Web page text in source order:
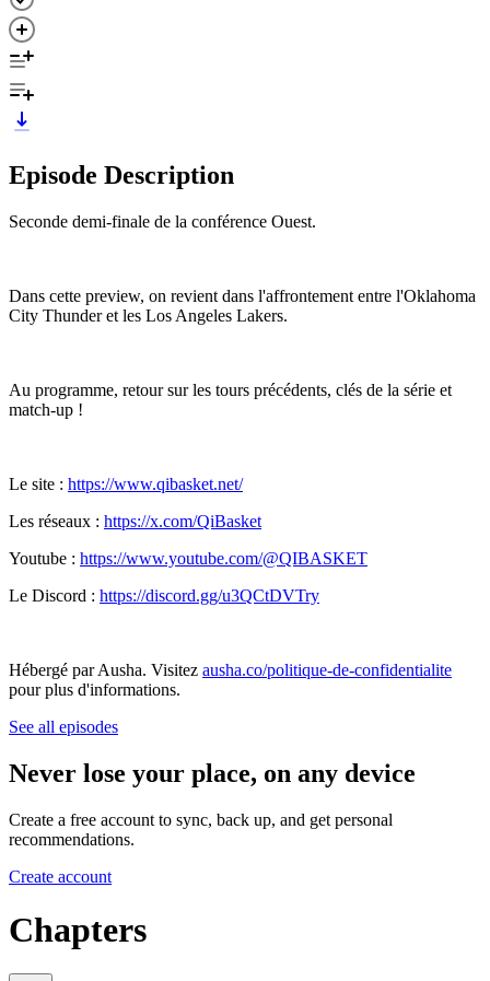
Episode Description
Seconde demi-finale de la conférence Ouest.
Dans cette preview, on revient dans l'affrontement entre l'Oklahoma
City Thunder et les Los Angeles Lakers.
Au programme, retour sur les tours précédents, clés de la série et
match-up !
Le site : https://www.qibasket.net/
Les réseaux : https://x.com/QiBasket
Youtube : https://www.youtube.com/@QIBASKET
Le Discord : https://discord.gg/u3QCtDVTry
Hébergé par Ausha. Visitez ausha.co/politique-de-confidentialite
pour plus d'informations.
See all episodes
Never lose your place, on any device
Create a free account to sync, back up, and get personal
recommendations.
Create account
Chapters